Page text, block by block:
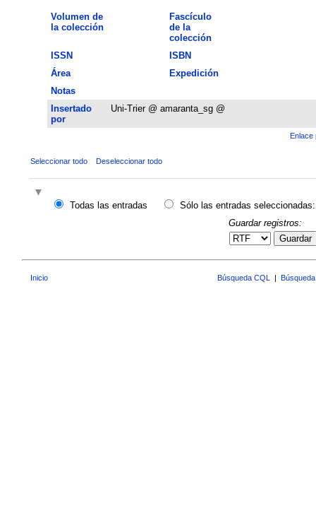
Volumen de
la colección
Fascículo
de la
colección
ISSN
ISBN
Área
Expedición
Notas
Insertado
por
Uni-Trier @ amaranta_sg @
Enlace
Seleccionar todo Deseleccionar todo
Todas las entradas
Sólo las entradas seleccionadas:
Guardar registros:
Guardar
Inicio Búsqueda CQL